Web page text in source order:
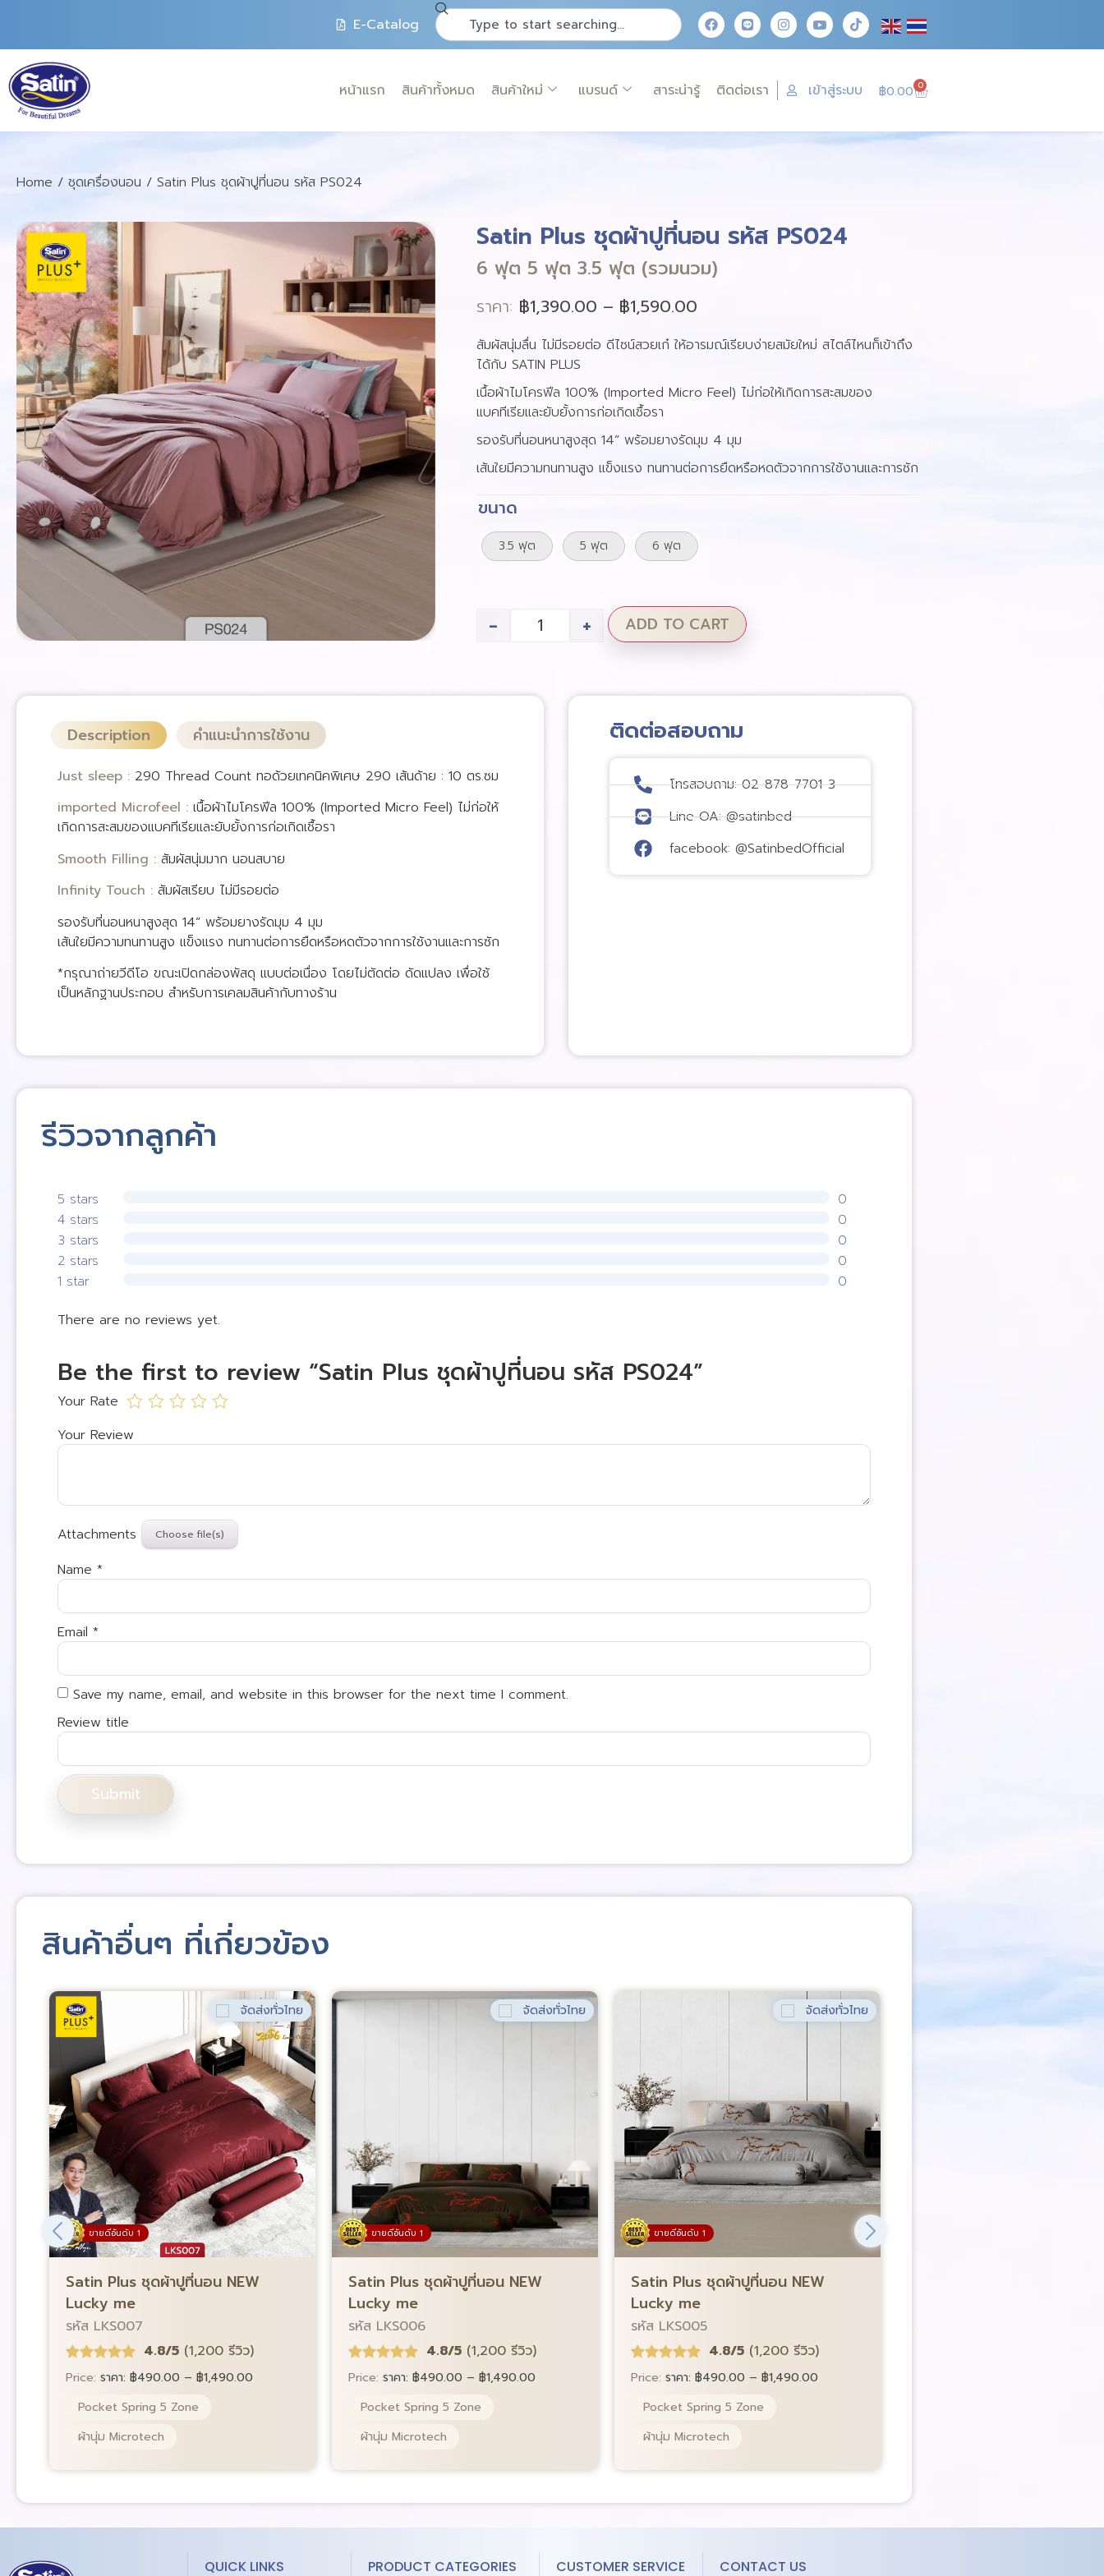
E-Catalog
หน้าแรก สินค้าทั้งหมด สินค้าใหม่ แบรนด์ สาระน่ารู้ ติดต่อเรา เข้าสู่ระบบ ฿0.00 0
Home / ชุดเครื่องนอน / Satin Plus ชุดผ้าปูที่นอน รหัส PS024
Satin Plus ชุดผ้าปูที่นอน รหัส PS024
6 ฟุต 5 ฟุต 3.5 ฟุต (รวมนวม)
ราคา: ฿1,390.00 – ฿1,590.00
สัมผัสนุ่มลื่น ไม่มีรอยต่อ ดีไซน์สวยเก๋ ให้อารมณ์เรียบง่ายสมัยใหม่ สไตล์ไหนก็เข้าถึง
ได้กับ SATIN PLUS
เนื้อผ้าไมโครฟีล 100% (Imported Micro Feel) ไม่ก่อให้เกิดการสะสมของ
แบคทีเรียและยับยั้งการก่อเกิดเชื้อรา
รองรับที่นอนหนาสูงสุด 14” พร้อมยางรัดมุม 4 มุม
เส้นใยมีความทนทานสูง แข็งแรง ทนทานต่อการยืดหรือหดตัวจากการใช้งานและการซัก
ขนาด
3.5 ฟุต 5 ฟุต 6 ฟุต
- + ADD TO CART
Description คำแนะนำการใช้งาน
Just sleep : 290 Thread Count ทอด้วยเทคนิคพิเศษ 290 เส้นด้าย : 10 ตร.ซม
imported Microfeel : เนื้อผ้าไมโครฟีล 100% (Imported Micro Feel) ไม่ก่อให้
เกิดการสะสมของแบคทีเรียและยับยั้งการก่อเกิดเชื้อรา
Smooth Filling : สัมผัสนุ่มมาก นอนสบาย
Infinity Touch : สัมผัสเรียบ ไม่มีรอยต่อ
รองรับที่นอนหนาสูงสุด 14” พร้อมยางรัดมุม 4 มุม
เส้นใยมีความทนทานสูง แข็งแรง ทนทานต่อการยืดหรือหดตัวจากการใช้งานและการซัก
*กรุณาถ่ายวีดีโอ ขณะเปิดกล่องพัสดุ แบบต่อเนื่อง โดยไม่ตัดต่อ ดัดแปลง เพื่อใช้
เป็นหลักฐานประกอบ สำหรับการเคลมสินค้ากับทางร้าน
ติดต่อสอบถาม
โทรสอบถาม: 02-878-7701-3
Line OA: @satinbed
facebook: @SatinbedOfficial
รีวิวจากลูกค้า
5 stars
0
4 stars
0
3 stars
0
2 stars
0
1 star
0
There are no reviews yet.
Be the first to review “Satin Plus ชุดผ้าปูที่นอน รหัส PS024”
Your Rate
Your Review
Attachments
Name *
Email *
Save my name, email, and website in this browser for the next time I comment.
Review title
สินค้าอื่นๆ ที่เกี่ยวข้อง
ขายดีอันดับ 1
จัดส่งทั่วไทย
Satin Plus ชุดผ้าปูที่นอน NEW
Lucky me
รหัส LKS007
4.8/5 (1,200 รีวิว)
Price: ราคา: ฿490.00 – ฿1,490.00
Pocket Spring 5 Zone
ผ้านุ่ม Microtech
ขายดีอันดับ 1
จัดส่งทั่วไทย
Satin Plus ชุดผ้าปูที่นอน NEW
Lucky me
รหัส LKS006
4.8/5 (1,200 รีวิว)
Price: ราคา: ฿490.00 – ฿1,490.00
Pocket Spring 5 Zone
ผ้านุ่ม Microtech
ขายดีอันดับ 1
จัดส่งทั่วไทย
Satin Plus ชุดผ้าปูที่นอน NEW
Lucky me
รหัส LKS005
4.8/5 (1,200 รีวิว)
Price: ราคา: ฿490.00 – ฿1,490.00
Pocket Spring 5 Zone
ผ้านุ่ม Microtech
QUICK LINKS PRODUCT CATEGORIES CUSTOMER SERVICE CONTACT US